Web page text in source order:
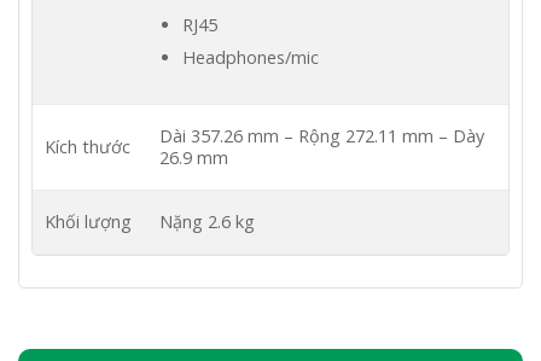
RJ45
Headphones/mic
Kích thước
Dài 357.26 mm – Rộng 272.11 mm – Dày
26.9 mm
Khối lượng Nặng 2.6 kg